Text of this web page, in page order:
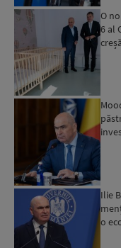
O
6 al
Ilie
o